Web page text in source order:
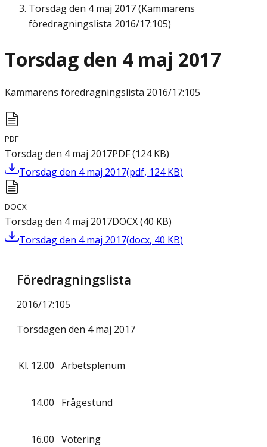
Torsdag den 4 maj 2017 (Kammarens
föredragningslista 2016/17:105)
Torsdag den 4 maj 2017
Kammarens föredragningslista 2016/17:105
PDF
Torsdag den 4 maj 2017PDF(124 KB)
Torsdag den 4 maj 2017(pdf, 124 KB)
DOCX
Torsdag den 4 maj 2017DOCX(40 KB)
Torsdag den 4 maj 2017(docx, 40 KB)
Föredragningslista
2016/17:105
Torsdagen den 4 maj 2017
Kl. 12.00 Arbetsplenum
14.00 Frågestund
16.00 Votering